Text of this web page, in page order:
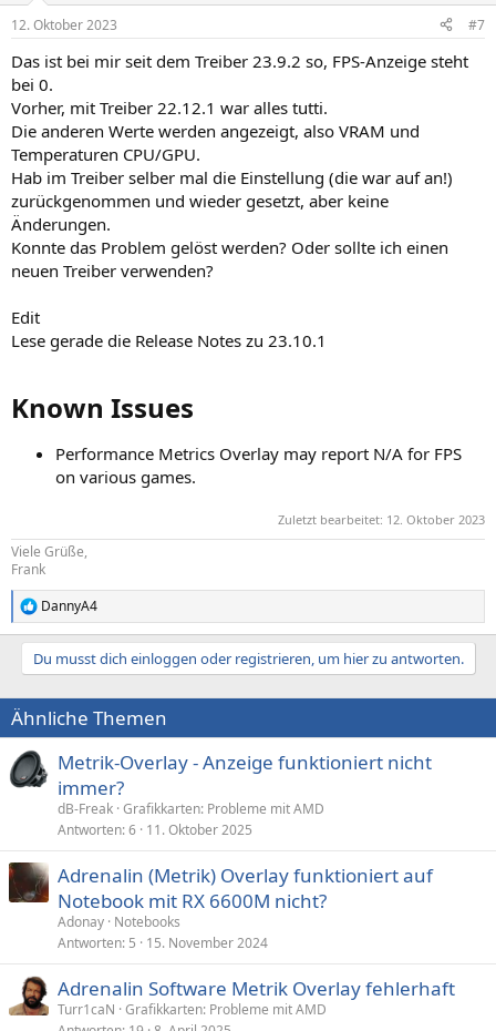
e
:
12. Oktober 2023 #7
Das ist bei mir seit dem Treiber 23.9.2 so, FPS-Anzeige steht
bei 0.
Vorher, mit Treiber 22.12.1 war alles tutti.
Die anderen Werte werden angezeigt, also VRAM und
Temperaturen CPU/GPU.
Hab im Treiber selber mal die Einstellung (die war auf an!)
zurückgenommen und wieder gesetzt, aber keine
Änderungen.
Konnte das Problem gelöst werden? Oder sollte ich einen
neuen Treiber verwenden?
Edit
Lese gerade die Release Notes zu 23.10.1
Known Issues​
Performance Metrics Overlay may report N/A for FPS
on various games.
Zuletzt bearbeitet: 12. Oktober 2023
Viele Grüße,
Frank
R
e
a
i
o
n
e
n
:
DannyA4
Du musst dich einloggen oder registrieren, um hier zu antworten.
Ähnliche Themen
Metrik-Overlay - Anzeige funktioniert nicht
immer?
dB-Freak Grafikkarten: Probleme mit AMD
Antworten 6 11. Oktober 2025
Adrenalin (Metrik) Overlay funktioniert auf
Notebook mit RX 6600M nicht?
Adonay Notebooks
Antworten 5 15. November 2024
Adrenalin Software Metrik Overlay fehlerhaft
Turr1caN Grafikkarten: Probleme mit AMD